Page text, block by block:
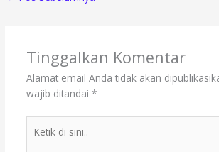
Tinggalkan Komentar
Alamat email Anda tidak akan
wajib ditandai *